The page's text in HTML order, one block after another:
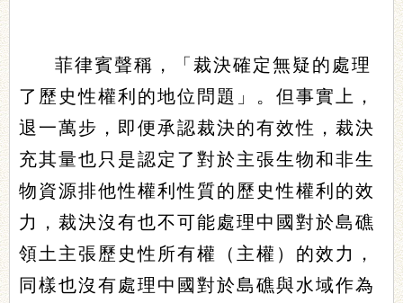
菲律賓聲稱，「裁決確定無疑的處理
了歷史性權利的地位問題」。但事實上，
退一萬步，即便承認裁決的有效性，裁決
充其量也只是認定了對於主張生物和非生
物資源排他性權利性質的歷史性權利的效
力，裁決沒有也不可能處理中國對於島礁
領土主張歷史性所有權（主權）的效力，
同樣也沒有處理中國對於島礁與水域作為